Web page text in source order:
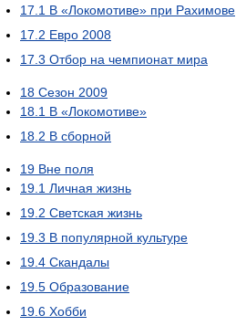
17.1 В «Локомотиве» при Рахимове
17.2 Евро 2008
17.3 Отбор на чемпионат мира
18 Сезон 2009
18.1 В «Локомотиве»
18.2 В сборной
19 Вне поля
19.1 Личная жизнь
19.2 Светская жизнь
19.3 В популярной культуре
19.4 Скандалы
19.5 Образование
19.6 Хобби